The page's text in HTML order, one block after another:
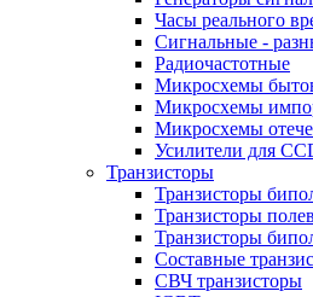
Часы реального
Сигнальные -
Радиочастотные
Микросхемы
Микросхемы
Микросхемы
Усилители для
Транзисторы
Транзисторы
Транзисторы
Транзисторы
Составные
СВЧ транзисторы